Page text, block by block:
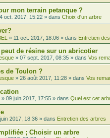
mon terrain petanque ?
oct. 2017, 15:22 » dans Choix d'un arbre
» 11 oct. 2017, 18:06 » dans Entretien
de résine sur un abricotier
» 07 sept. 2017, 08:35 » dans Vos
de Toulon ?
» 26 août 2017, 11:28 » dans Vos
» 09 juin 2017, 17:55 » dans Quel est cet
2017, 18:36 » dans Entretien des arbres
; Choisir un arbre